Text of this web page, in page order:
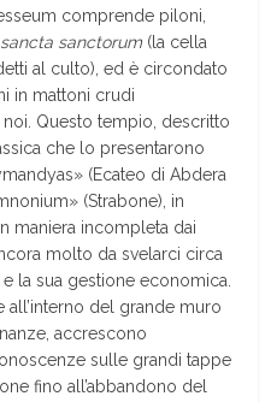
comprende piloni,
sancta sanctorum (la cella
al culto), ed è circondato
in mattoni crudi
Questo tempio, descritto
che lo presentarono
(Ecateo di Abdera
(Strabone), in
maniera incompleta dai
molto da svelarci circa
la sua gestione economica.
all’interno del grande muro
accrescono
sulle grandi tappe
fino all’abbandono del